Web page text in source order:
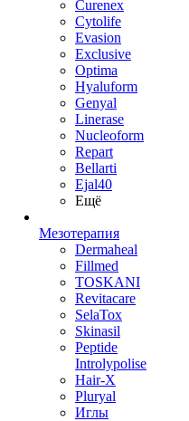
Curenex
Cytolife
Evasion
Exclusive
Optima
Hyaluform
Genyal
Linerase
Nucleoform
Repart
Bellarti
Ejal40
Ещё
Мезотерапия
Dermaheal
Fillmed
TOSKANI
Revitacare
SelaTox
Skinasil
Peptide
Introlypolise
Hair-X
Pluryal
Иглы